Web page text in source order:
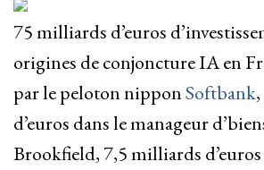
75 milliards d’euros
origines de conjoncture IA en
par le peloton nipponSoftbank
d’euros dans le manageur
Brookfield, 7,5 milliards d’euros